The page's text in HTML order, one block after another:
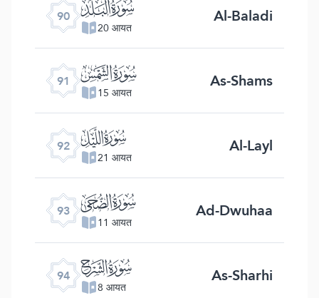
90 ﰇ
20 आयत Al-Baladi
91 ﰈ
15 आयत As-Shams
92 ﰉ
21 आयत Al-Layl
93 ﰊ
11 आयत Ad-Dwuhaa
94 ﰋ
8 आयत As-Sharhi